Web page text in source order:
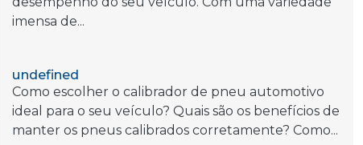
imensa de...
undefined
Como escolher o calibrador de pneu automotivo
ideal para o seu veículo? Quais são os benefícios de
manter os pneus calibrados corretamente? Como...